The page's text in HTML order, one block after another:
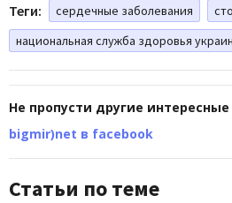
Теги: сердечные заболевания
национальная служба здоровья
Не пропусти другие
bigmir)net в facebook
Статьи по теме